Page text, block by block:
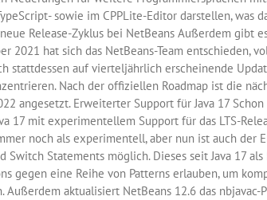
sowie im CPPLite-Editor darstellen, was
Release-Zyklus bei NetBeans Außerdem gibt
2021 hat sich das NetBeans-Team entschieden,
stattdessen auf vierteljährlich erscheinende
Nach der offiziellen Roadmap ist die
angesetzt. Erweiterter Support für Java 17 Schon
17 mit experimentellem Support für das LTS-
noch als experimentell, aber nun ist auch der
Statements möglich. Dieses seit Java 17 als
gegen eine Reihe von Patterns erlauben, um
aktualisiert NetBeans 12.6 das nbjavac-